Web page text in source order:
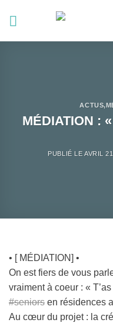
ACTUS,
MÉDIATION :
PUBLIÉ LE AVRIL
• [ MÉDIATION] •
On est fiers de vous
vraiment à coeur : «
#seniors en résidences
Au cœur du projet : la